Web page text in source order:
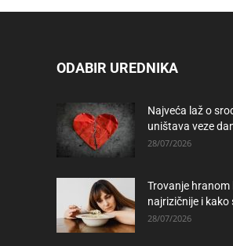
ODABIR UREDNIKA
Najveća laž o
uništava veze
28/07/2026
Trovanje hranom
najrizičnije i
28/07/2026